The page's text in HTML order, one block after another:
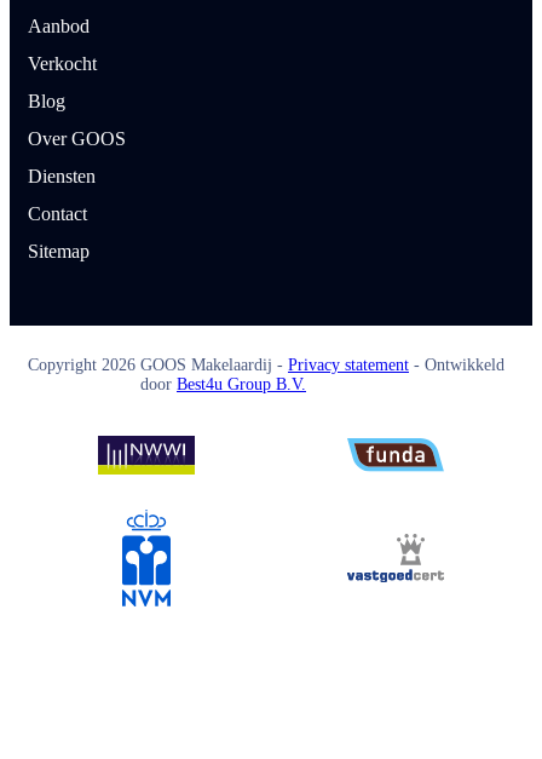
Aanbod
Verkocht
Blog
Over GOOS
Diensten
Contact
Sitemap
Copyright 2026 GOOS Makelaardij - Privacy statement - Ontwikkeld
door Best4u Group B.V.